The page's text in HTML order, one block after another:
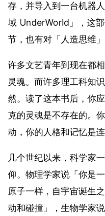
存，并导入到一台机器
域 UnderWorld」，这
节，也有对「人造思维」
许多文艺青年到现在都
灵魂。而许多理工科知
然。读了这本书后，你
克的灵魂是不存在的。
动，你的人格和记忆是连
几个世纪以来，科学家
仰。物理学家说「你是
原子一样，自宇宙诞生
动和碰撞」，生物学家